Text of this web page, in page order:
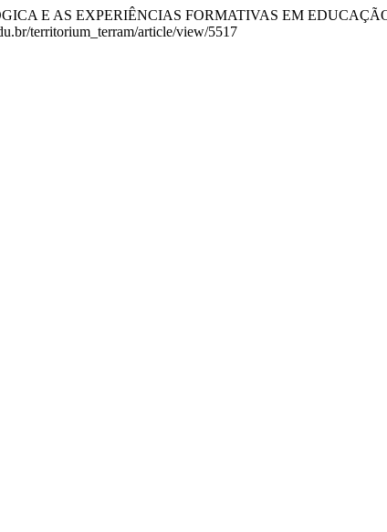
E AS EXPERIÊNCIAS FORMATIVAS EM
territorium_terram/article/view/5517